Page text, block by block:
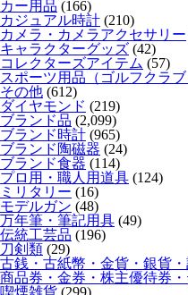
カー用品 (166)
カジュアル時計 (210)
カメラ・カメラアクセサリー
キャラクターグッズ (42)
コレクターズアイテム (57)
スポーツ用品（ゴルフクラブ
その他 (612)
ダイヤモンド (219)
ブランド品 (2,099)
ブランド時計 (965)
ブランド陶磁器 (24)
ブランド食器 (114)
プロ用・職人用道具 (124)
ミリタリー (16)
モデルガン (48)
万年筆・筆記用具 (49)
伝統工芸品 (196)
刀剣類 (29)
古銭・古紙幣・金貨・銀貨
商品券・金券・株主優待券・
喫煙雑貨 (299)